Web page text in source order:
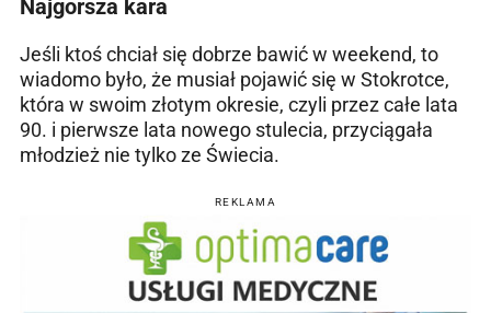
Najgorsza kara
Jeśli ktoś chciał się dobrze bawić w weekend, to
wiadomo było, że musiał pojawić się w Stokrotce,
która w swoim złotym okresie, czyli przez całe lata
90. i pierwsze lata nowego stulecia, przyciągała
młodzież nie tylko ze Świecia.
REKLAMA